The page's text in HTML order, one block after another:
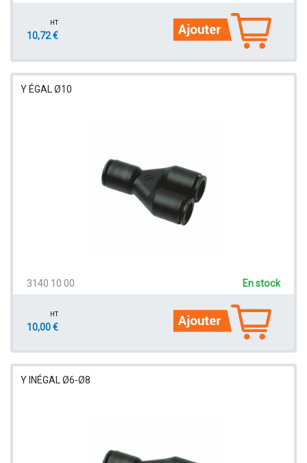
HT
10,72 €
Y ÉGAL Ø10
3140 10 00 En stock
HT
10,00 €
Y INÉGAL Ø6-Ø8